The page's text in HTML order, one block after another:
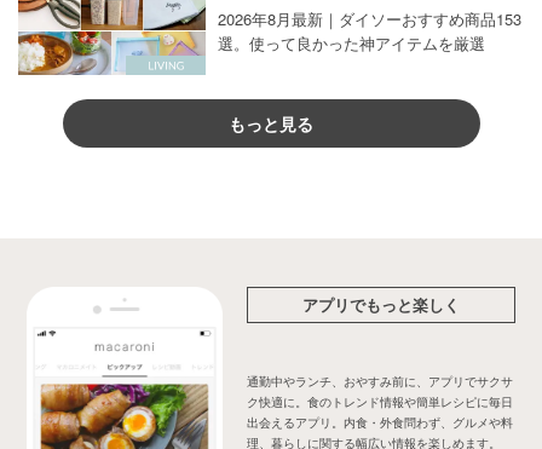
2026年8月最新｜ダイソーおすすめ商品153
選。使って良かった神アイテムを厳選
もっと見る
アプリでもっと楽しく
通勤中やランチ、おやすみ前に、アプリでサクサ
ク快適に。食のトレンド情報や簡単レシピに毎日
出会えるアプリ。内食・外食問わず、グルメや料
理、暮らしに関する幅広い情報を楽しめます。